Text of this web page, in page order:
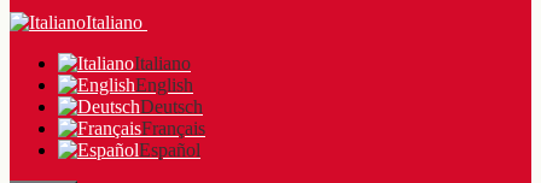
Italiano
Italiano
English
Deutsch
Français
Español